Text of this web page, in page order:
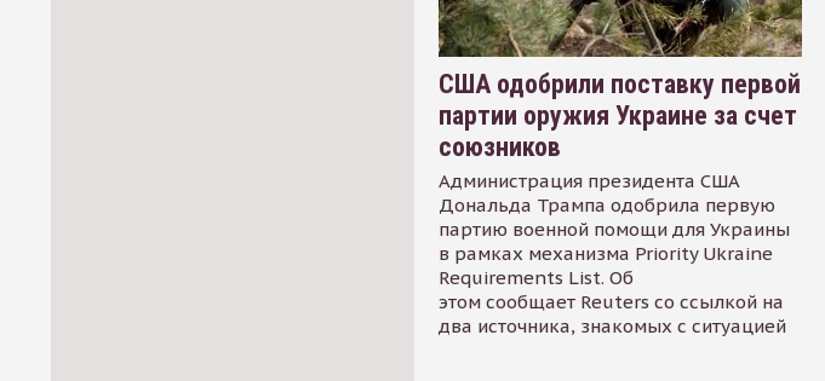
США одобрили поставку первой
партии оружия Украине за счет
союзников
Администрация президента США
Дональда Трампа одобрила первую
партию военной помощи для Украины
в рамках механизма Priority Ukraine
Requirements List. Об
этом сообщает Reuters со ссылкой на
два источника, знакомых с ситуацией